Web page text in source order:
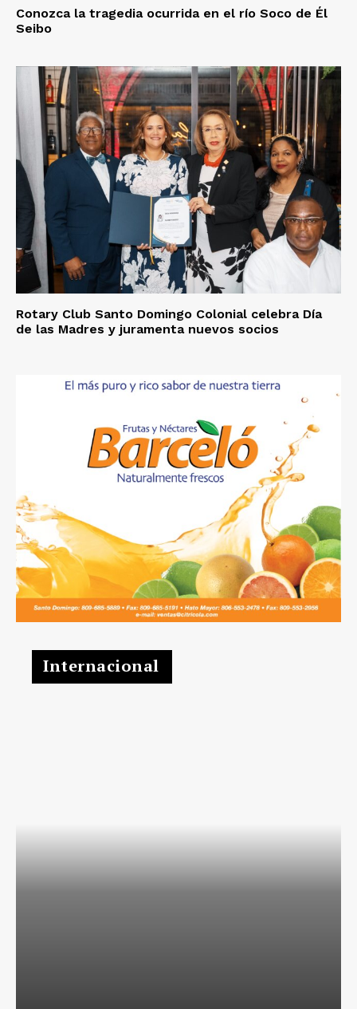
Conozca la tragedia ocurrida en el río Soco de Él
Seibo
Rotary Club Santo Domingo Colonial celebra Día
de las Madres y juramenta nuevos socios
Internacional